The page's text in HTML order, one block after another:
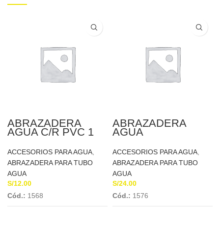
ABRAZADERA
AGUA C/R PVC 1
CONCYSSA
ACCESORIOS PARA AGUA
ABRAZADERA PARA TUBO
AGUA
S/12.00
Cód.: 1568
ABRAZADERA
AGUA
PVC 4″ A 3/4
ACCESORIOS PARA AGUA
ABRAZADERA PARA TUBO
AGUA
S/24.00
Cód.: 1576